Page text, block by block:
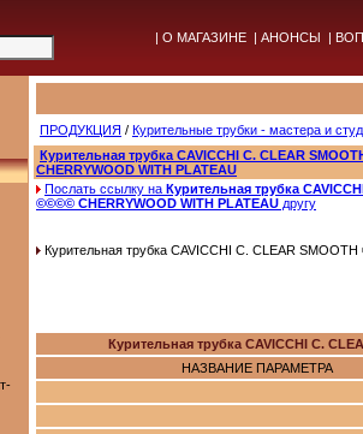
| О МАГАЗИНЕ | АНОНСЫ |
ПРОДУКЦИЯ / Курительные трубки - мастера и
Курительная трубка CAVICCHI C. CLEAR
CHERRYWOOD WITH PLATEAU
Послать ссылку на Курительная трубка
©©©© CHERRYWOOD WITH PLATEAU другу
Курительная трубка CAVICCHI C. CLEAR
Курительная трубка CAVICCHI C.
НАЗВАНИЕ ПАРАМЕТРА